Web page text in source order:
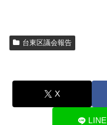
台東区議会報告
X
LINE